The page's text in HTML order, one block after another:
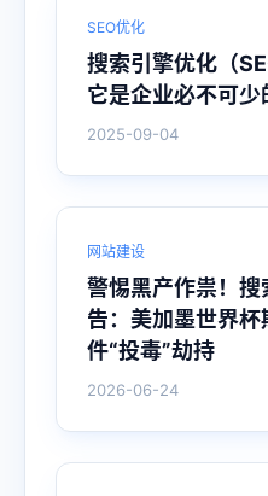
SEO优化
搜索引擎优化（
它是企业必不可少
2025-09-04
网站建设
警惕黑产作祟！
告：美加墨世界
件“投毒”劫持
2026-06-24